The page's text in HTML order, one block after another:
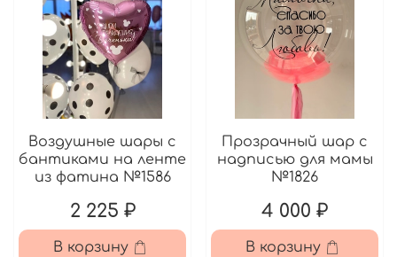
Воздушные шары с
бантиками на ленте
из фатина №1586
2 225 ₽
В корзину
Прозрачный шар с
надписью для мамы
№1826
4 000 ₽
В корзину